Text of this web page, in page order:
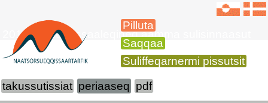
Pilluta
Saqqaa
Suliffeqarnermi pissutsit
2015-imi suliffissaaleqineq aamma sulisinnaasut
takussutissiat periaaseq pdf